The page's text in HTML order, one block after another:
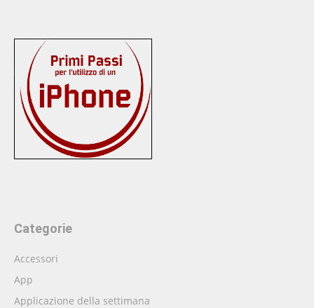
Categorie
Accessori
App
Applicazione della settimana